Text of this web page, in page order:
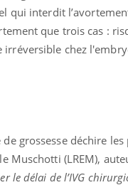
qui interdit
que trois cas :
irréversible chez
grossesse déchire
Muschotti (LREM),
le délai de l’IVG